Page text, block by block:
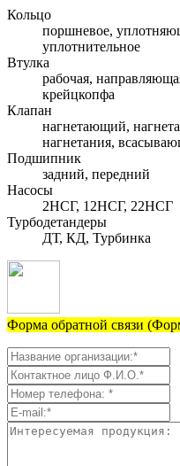
Кольцо
поршневое,
уплотнительное
Втулка
рабочая,
крейцкопфа
Клапан
нагнетающий,
нагнетания,
Подшипник
задний, передний
Насосы
2НСГ, 12НСГ, 22НСГ
Турбодетандеры
ДТ, КД, Турбинка
Форма обратной связи